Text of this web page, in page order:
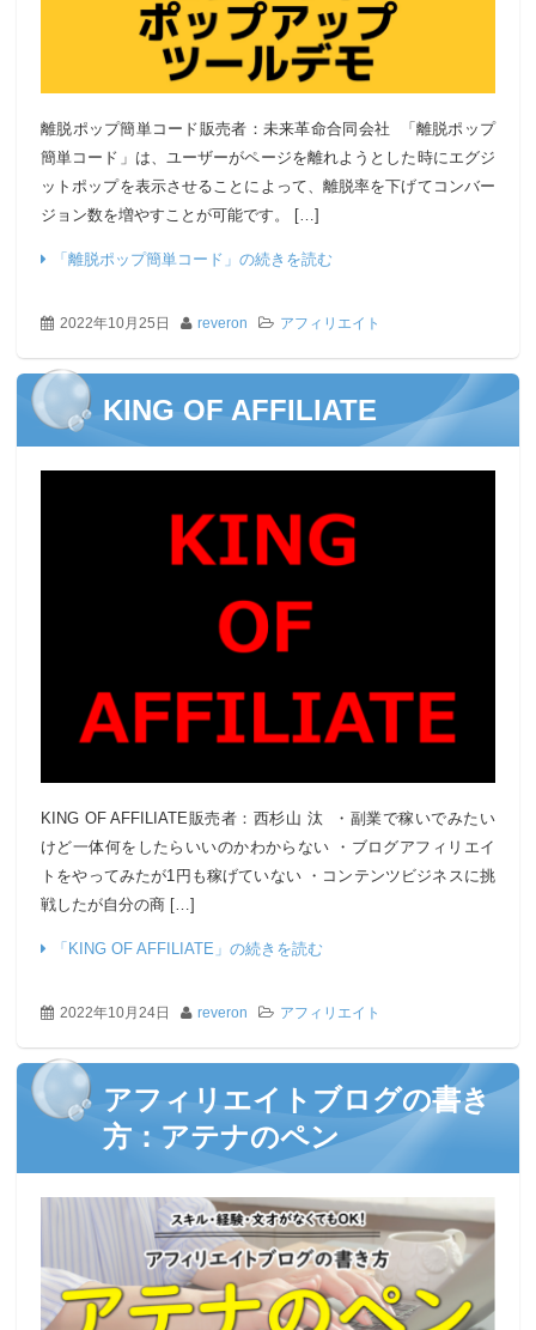
離脱ポップ簡単コード販売者：未来革命合同会社 「離脱ポップ
簡単コード」は、ユーザーがページを離れようとした時にエグジ
ットポップを表示させることによって、離脱率を下げてコンバー
ジョン数を増やすことが可能です。 […]
「離脱ポップ簡単コード」の続きを読む
2022年10月25日 reveron アフィリエイト
KING OF AFFILIATE
KING OF AFFILIATE販売者：西杉山 汰 ・副業で稼いでみたい
けど一体何をしたらいいのかわからない ・ブログアフィリエイ
トをやってみたが1円も稼げていない ・コンテンツビジネスに挑
戦したが自分の商 […]
「KING OF AFFILIATE」の続きを読む
2022年10月24日 reveron アフィリエイト
アフィリエイトブログの書き
方：アテナのペン